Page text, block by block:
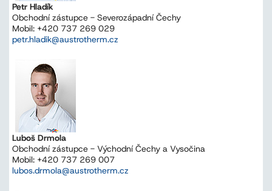
Petr Hladík
Obchodní zástupce - Severozápadní Čechy
Mobil: +420 737 269 029
petr.hladik@austrotherm.cz
Luboš Drmola
Obchodní zástupce - Východní Čechy a Vysočina
Mobil: +420 737 269 007
lubos.drmola@austrotherm.cz